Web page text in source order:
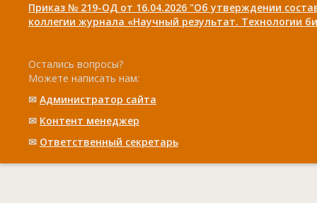
Приказ № 219-ОД от 16.04.2026 "Об утверждении
коллегии журнала «Научный результат. Технологии
Остались вопросы?
Можете написать нам:
✉ Администратор сайта
✉ Контент менеджер
✉ Ответственный cекретарь